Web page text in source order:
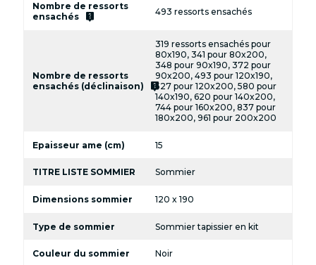
Nombre de ressorts
ensachés
live_help 493 ressorts ensachés
Nombre de ressorts
ensachés (déclinaison)
live_help
319 ressorts ensachés pour
80x190, 341 pour 80x200,
348 pour 90x190, 372 pour
90x200, 493 pour 120x190,
527 pour 120x200, 580 pour
140x190, 620 pour 140x200,
744 pour 160x200, 837 pour
180x200, 961 pour 200x200
Epaisseur ame (cm) 15
TITRE LISTE SOMMIER Sommier
Dimensions sommier 120 x 190
Type de sommier Sommier tapissier en kit
Couleur du sommier Noir